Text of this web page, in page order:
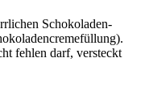
Schokoladen-
fehlen darf, versteckt